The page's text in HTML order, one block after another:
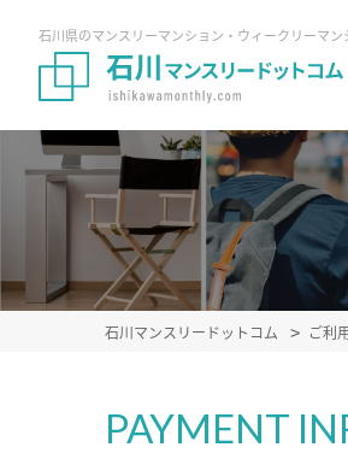
石川県のマンスリーマンション・ウィークリーマン
石川マンスリードットコム ご利
PAYMENT